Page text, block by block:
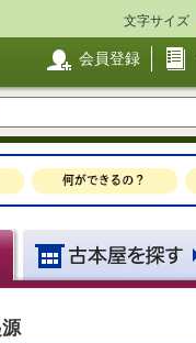
文字サイズ
会員登録